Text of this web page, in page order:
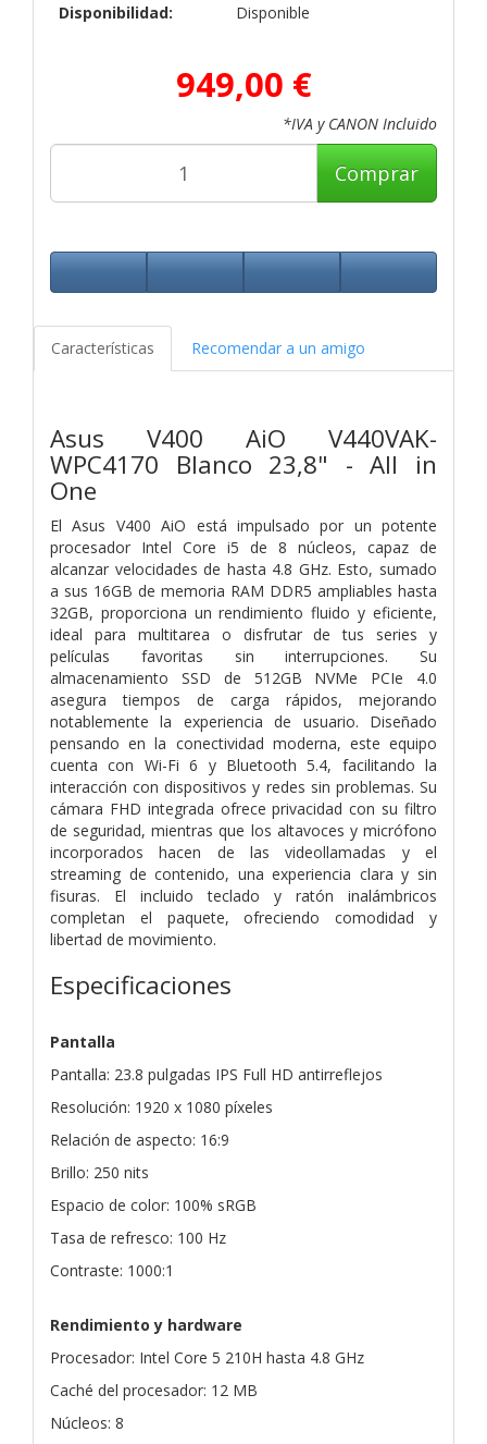
Disponibilidad:
Disponible
949,00 €
*IVA y CANON Incluido
Comprar
Características Recomendar a un amigo
Asus V400 AiO V440VAK-
WPC4170 Blanco 23,8" - All in
One
El Asus V400 AiO está impulsado por un potente
procesador Intel Core i5 de 8 núcleos, capaz de
alcanzar velocidades de hasta 4.8 GHz. Esto, sumado
a sus 16GB de memoria RAM DDR5 ampliables hasta
32GB, proporciona un rendimiento fluido y eficiente,
ideal para multitarea o disfrutar de tus series y
películas favoritas sin interrupciones. Su
almacenamiento SSD de 512GB NVMe PCIe 4.0
asegura tiempos de carga rápidos, mejorando
notablemente la experiencia de usuario. Diseñado
pensando en la conectividad moderna, este equipo
cuenta con Wi-Fi 6 y Bluetooth 5.4, facilitando la
interacción con dispositivos y redes sin problemas. Su
cámara FHD integrada ofrece privacidad con su filtro
de seguridad, mientras que los altavoces y micrófono
incorporados hacen de las videollamadas y el
streaming de contenido, una experiencia clara y sin
fisuras. El incluido teclado y ratón inalámbricos
completan el paquete, ofreciendo comodidad y
libertad de movimiento.
Especificaciones
Pantalla
Pantalla: 23.8 pulgadas IPS Full HD antirreflejos
Resolución: 1920 x 1080 píxeles
Relación de aspecto: 16:9
Brillo: 250 nits
Espacio de color: 100% sRGB
Tasa de refresco: 100 Hz
Contraste: 1000:1
Rendimiento y hardware
Procesador: Intel Core 5 210H hasta 4.8 GHz
Caché del procesador: 12 MB
Núcleos: 8